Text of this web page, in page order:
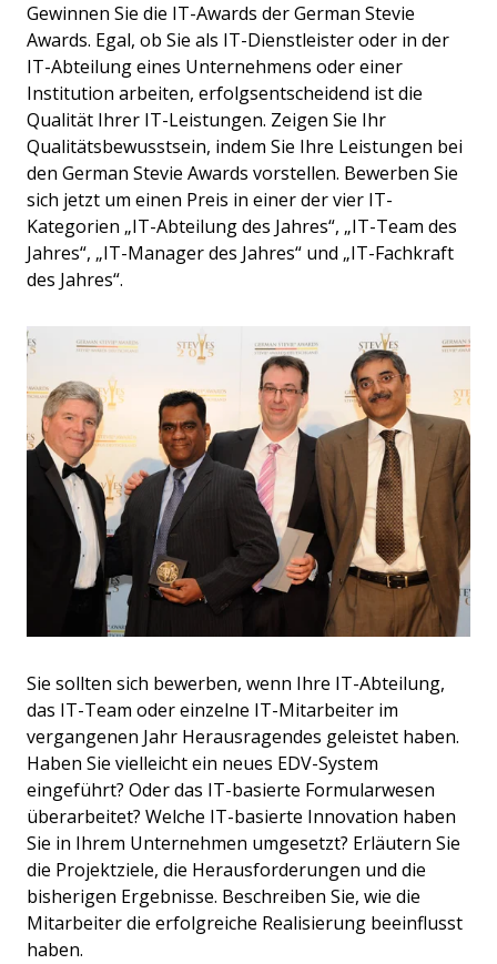
Gewinnen Sie die IT-Awards der German Stevie
Awards. Egal, ob Sie als IT-Dienstleister oder in der
IT-Abteilung eines Unternehmens oder einer
Institution arbeiten, erfolgsentscheidend ist die
Qualität Ihrer IT-Leistungen. Zeigen Sie Ihr
Qualitätsbewusstsein, indem Sie Ihre Leistungen bei
den German Stevie Awards vorstellen. Bewerben Sie
sich jetzt um einen Preis in einer der vier IT-
Kategorien „IT-Abteilung des Jahres“, „IT-Team des
Jahres“, „IT-Manager des Jahres“ und „IT-Fachkraft
des Jahres“.
Sie sollten sich bewerben, wenn Ihre IT-Abteilung,
das IT-Team oder einzelne IT-Mitarbeiter im
vergangenen Jahr Herausragendes geleistet haben.
Haben Sie vielleicht ein neues EDV-System
eingeführt? Oder das IT-basierte Formularwesen
überarbeitet? Welche IT-basierte Innovation haben
Sie in Ihrem Unternehmen umgesetzt? Erläutern Sie
die Projektziele, die Herausforderungen und die
bisherigen Ergebnisse. Beschreiben Sie, wie die
Mitarbeiter die erfolgreiche Realisierung beeinflusst
haben.